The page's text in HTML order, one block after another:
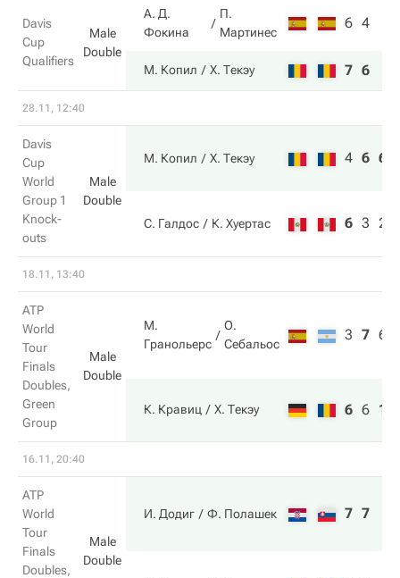
Davis
Cup
Qualifiers
Male
Double
А. Д.
Фокина
П.
Мартинес
6 4
М. Копил Х. Текэу 7 6
28.11, 12:40
Davis
Cup
World
Group 1
Knock-
outs
Male
Double
М. Копил Х. Текэу 4 6 6
С. Галдос К. Хуертас 6 3 2
18.11, 13:40
ATP
World
Tour
Finals
Doubles,
Green
Group
Male
Double
М.
Гранольерс
О.
Себальос
3 7 6
К. Кравиц Х. Текэу 6 6 10
16.11, 20:40
ATP
World
Tour
Finals
Doubles,
Male
Double
И. Додиг Ф. Полашек 7 7